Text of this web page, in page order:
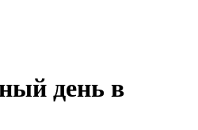
день в